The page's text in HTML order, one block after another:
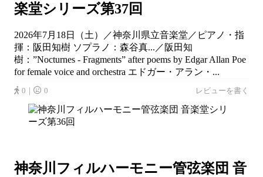
楽堂シリーズ第37回
2026年7月18日（土）／神奈川県立音楽堂／ピアノ・指
揮：阪田知樹 ソプラノ：森谷真...／阪田知
樹：”Nocturnes - Fragments” after poems by Edgar Allan Poe
for female voice and orchestra エドガー・アラン・...
0｜ 0 レビューを書く
神奈川フィルハーモニー管弦楽団 音